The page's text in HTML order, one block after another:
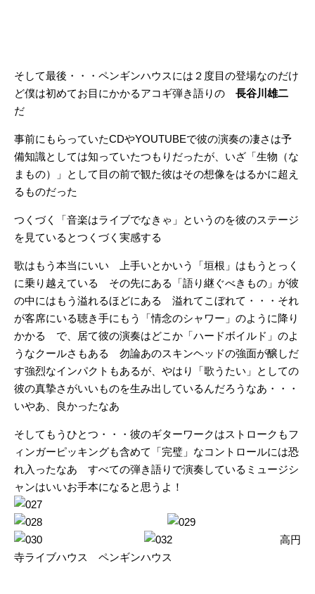
そして最後・・・ペンギンハウスには２度目の登場なのだけ
ど僕は初めてお目にかかるアコギ弾き語りの 長谷川雄二
だ
事前にもらっていたCDやYOUTUBEで彼の演奏の凄さは予
備知識としては知っていたつもりだったが、いざ「生物（な
まもの）」として目の前で観た彼はその想像をはるかに超え
るものだった
つくづく「音楽はライブでなきゃ」というのを彼のステージ
を見ているとつくづく実感する
歌はもう本当にいい 上手いとかいう「垣根」はもうとっく
に乗り越えている その先にある「語り継ぐべきもの」が彼
の中にはもう溢れるほどにある 溢れてこぼれて・・・それ
が客席にいる聴き手にもう「情念のシャワー」のように降り
かかる で、居て彼の演奏はどこか「ハードボイルド」のよ
うなクールさもある 勿論あのスキンヘッドの強面が醸しだ
す強烈なインパクトもあるが、やはり「歌うたい」としての
彼の真摯さがいいものを生み出しているんだろうなあ・・・
いやあ、良かったなあ
そしてもうひとつ・・・彼のギターワークはストロークもフ
ィンガーピッキングも含めて「完璧」なコントロールには恐
れ入ったなあ すべての弾き語りで演奏しているミュージシ
ャンはいいお手本になると思うよ！
高円
寺ライブハウス ペンギンハウス